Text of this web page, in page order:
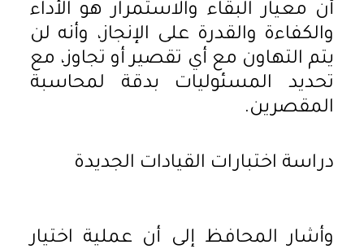
أن معيار البقاء والاستمرار هو الأداء
والكفاءة والقدرة على الإنجاز، وأنه لن
يتم التهاون مع أي تقصير أو تجاوز، مع
تحديد المسئوليات بدقة لمحاسبة
المقصرين.
دراسة اختبارات القيادات الجديدة
وأشار المحافظ إلى أن عملية اختيار